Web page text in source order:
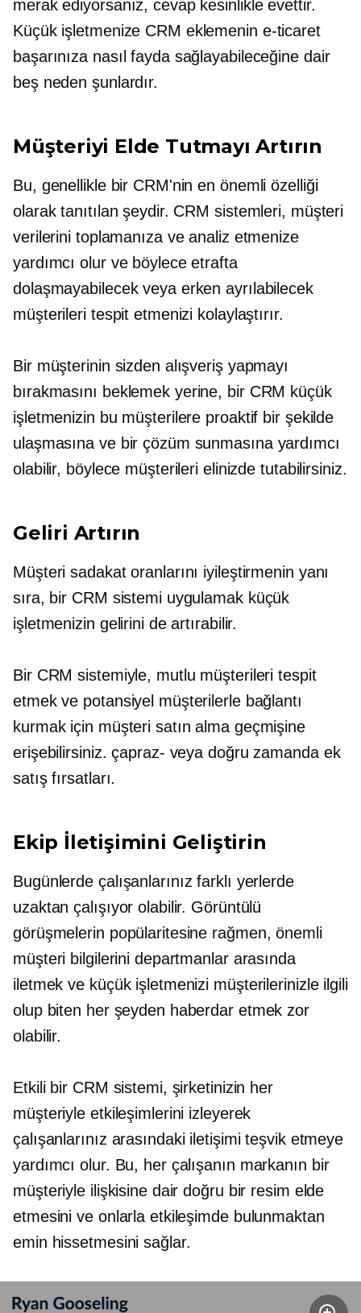
merak ediyorsanız, cevap kesinlikle evettir.
Küçük işletmenize CRM eklemenin e-ticaret
başarınıza nasıl fayda sağlayabileceğine dair
beş neden şunlardır.
Müşteriyi Elde Tutmayı Artırın
Bu, genellikle bir CRM'nin en önemli özelliği
olarak tanıtılan şeydir. CRM sistemleri, müşteri
verilerini toplamanıza ve analiz etmenize
yardımcı olur ve böylece etrafta
dolaşmayabilecek veya erken ayrılabilecek
müşterileri tespit etmenizi kolaylaştırır.
Bir müşterinin sizden alışveriş yapmayı
bırakmasını beklemek yerine, bir CRM küçük
işletmenizin bu müşterilere proaktif bir şekilde
ulaşmasına ve bir çözüm sunmasına yardımcı
olabilir, böylece müşterileri elinizde tutabilirsiniz.
Geliri Artırın
Müşteri sadakat oranlarını iyileştirmenin yanı
sıra, bir CRM sistemi uygulamak küçük
işletmenizin gelirini de artırabilir.
Bir CRM sistemiyle, mutlu müşterileri tespit
etmek ve potansiyel müşterilerle bağlantı
kurmak için müşteri satın alma geçmişine
erişebilirsiniz.çapraz- veya doğru zamanda ek
satış fırsatları.
Ekip İletişimini Geliştirin
Bugünlerde çalışanlarınız farklı yerlerde
uzaktan çalışıyor olabilir. Görüntülü
görüşmelerin popülaritesine rağmen, önemli
müşteri bilgilerini departmanlar arasında
iletmek ve küçük işletmenizi müşterilerinizle ilgili
olup biten her şeyden haberdar etmek zor
olabilir.
Etkili bir CRM sistemi, şirketinizin her
müşteriyle etkileşimlerini izleyerek
çalışanlarınız arasındaki iletişimi teşvik etmeye
yardımcı olur. Bu, her çalışanın markanın bir
müşteriyle ilişkisine dair doğru bir resim elde
etmesini ve onlarla etkileşimde bulunmaktan
emin hissetmesini sağlar.